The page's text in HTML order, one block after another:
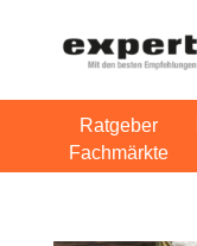
Ratgeber
Fachmärkte